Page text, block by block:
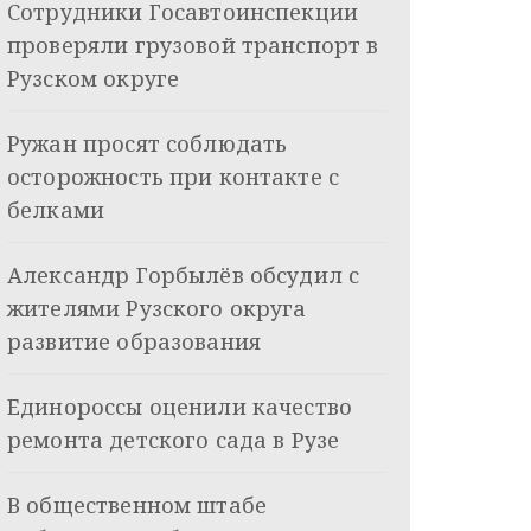
Сотрудники Госавтоинспекции
проверяли грузовой транспорт в
Рузском округе
Ружан просят соблюдать
осторожность при контакте с
белками
Александр Горбылёв обсудил с
жителями Рузского округа
развитие образования
Единороссы оценили качество
ремонта детского сада в Рузе
В общественном штабе